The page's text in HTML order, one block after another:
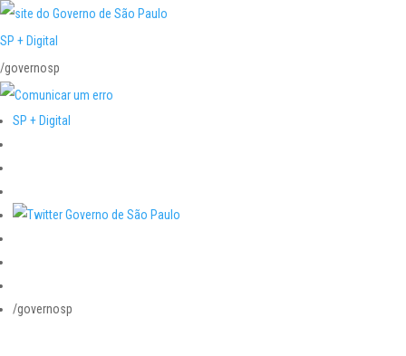
SP + Digital
/governosp
SP + Digital
/governosp